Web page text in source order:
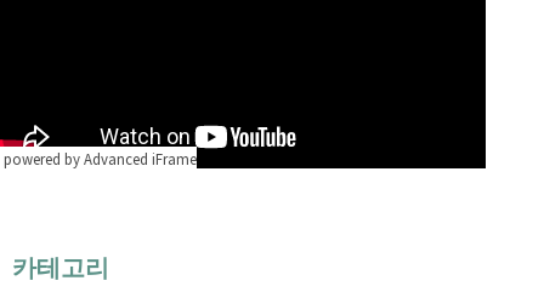
powered by Advanced iFrame
카테고리